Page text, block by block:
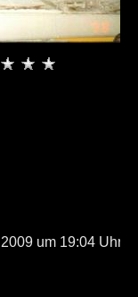
um 19:04 Uhr